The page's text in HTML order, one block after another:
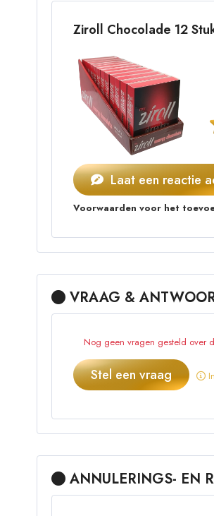
Ziroll Chocolade 12
Laat een reactie
Voorwaarden voor het
VRAAG &
Nog geen vragen gesteld over
Stel een vraag
ANNULERINGS- EN